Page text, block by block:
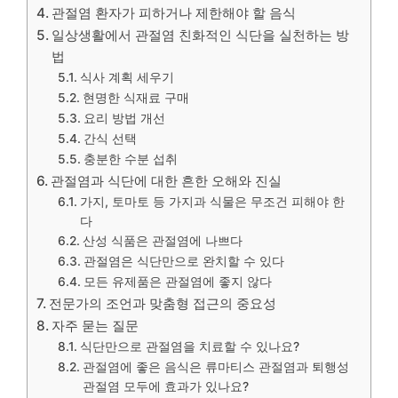
관절염 환자가 피하거나 제한해야 할 음식
일상생활에서 관절염 친화적인 식단을 실천하는 방
법
식사 계획 세우기
현명한 식재료 구매
요리 방법 개선
간식 선택
충분한 수분 섭취
관절염과 식단에 대한 흔한 오해와 진실
가지, 토마토 등 가지과 식물은 무조건 피해야 한
다
산성 식품은 관절염에 나쁘다
관절염은 식단만으로 완치할 수 있다
모든 유제품은 관절염에 좋지 않다
전문가의 조언과 맞춤형 접근의 중요성
자주 묻는 질문
식단만으로 관절염을 치료할 수 있나요?
관절염에 좋은 음식은 류마티스 관절염과 퇴행성
관절염 모두에 효과가 있나요?